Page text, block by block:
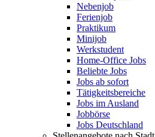
Nebenjob
Ferienjob
Praktikum
Minijob
Werkstudent
Home-Office Jobs
Beliebte Jobs
Jobs ab sofort
Tätigkeitsbereiche
Jobs im Ausland
Jobbörse
Jobs Deutschland